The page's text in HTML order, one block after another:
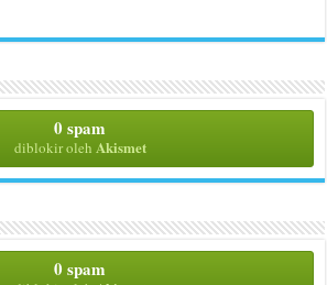
0 spam
diblokir oleh Akismet
0 spam